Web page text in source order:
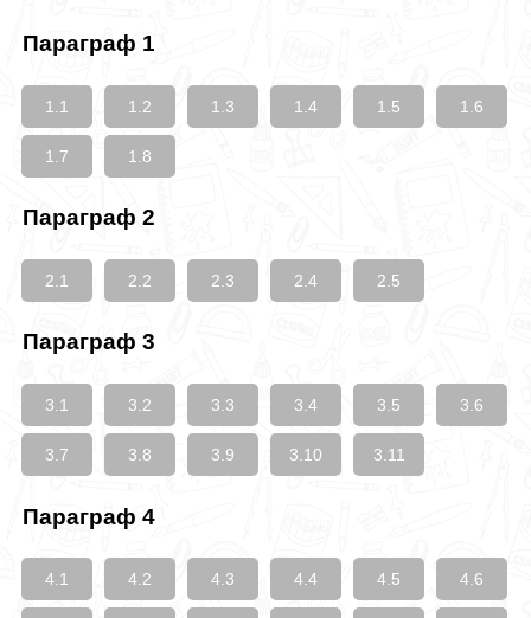
Параграф 1
1.1 1.2 1.3 1.4 1.5 1.6
1.7 1.8
Параграф 2
2.1 2.2 2.3 2.4 2.5
Параграф 3
3.1 3.2 3.3 3.4 3.5 3.6
3.7 3.8 3.9 3.10 3.11
Параграф 4
4.1 4.2 4.3 4.4 4.5 4.6